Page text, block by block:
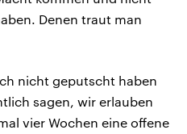
Denen traut man
nicht geputscht haben
sagen, wir erlauben
vier Wochen eine offene